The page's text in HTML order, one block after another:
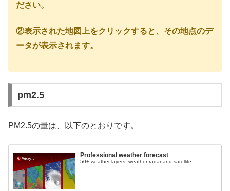
ださい。
②表示された地図上をクリックすると、その地点のデ
ータが表示されます。
pm2.5
PM2.5の量は、以下のとおりです。
Professional weather forecast
50+ weather layers, weather radar and satellite